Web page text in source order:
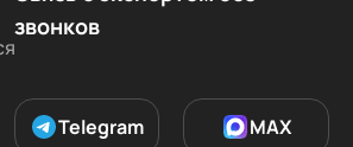
звонков
Telegram MAX